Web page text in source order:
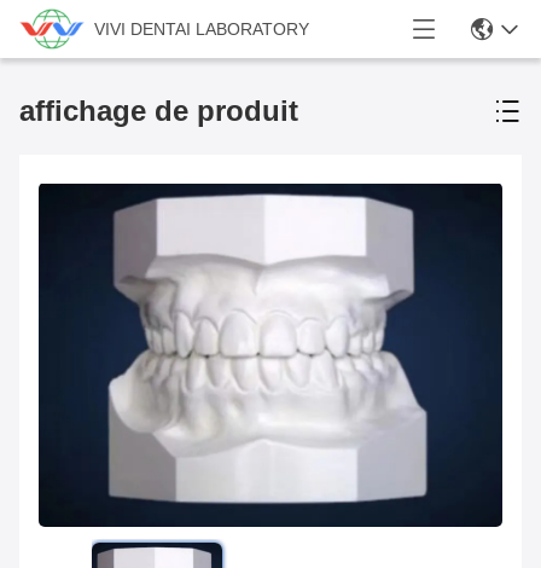
VIVI DENTAI LABORATORY
affichage de produit